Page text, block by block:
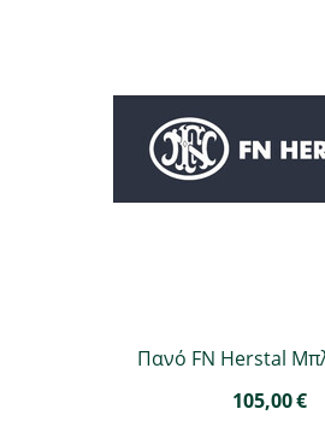
Πανό FN Herstal
105,00€